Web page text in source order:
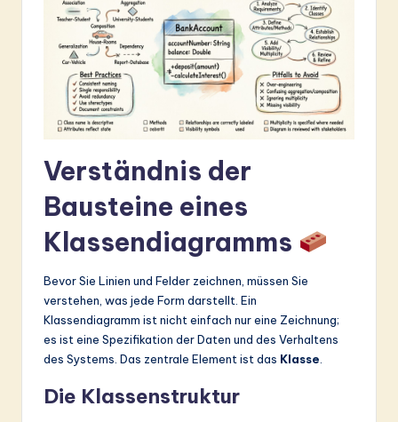
Verständnis der
Bausteine eines
Klassendiagramms
Bevor Sie Linien und Felder zeichnen, müssen Sie
verstehen, was jede Form darstellt. Ein
Klassendiagramm ist nicht einfach nur eine Zeichnung;
es ist eine Spezifikation der Daten und des Verhaltens
des Systems. Das zentrale Element ist das Klasse
Die Klassenstruktur